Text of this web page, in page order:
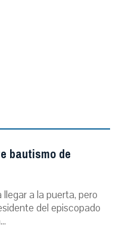
bautismo de
a la puerta, pero
del episcopado